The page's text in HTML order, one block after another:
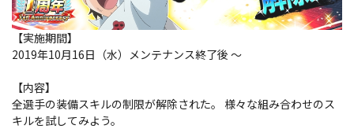
【実施期間】
2019年10月16日（水）メンテナンス終了後 ～
【内容】
全選手の装備スキルの制限が解除された。 様々な組み合わせのス
キルを試してみよう。